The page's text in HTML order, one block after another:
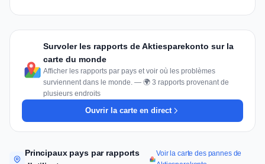
Survoler les rapports de Aktiesparekonto sur la
carte du monde
Afficher les rapports par pays et voir où les problèmes
surviennent dans le monde. — 🌍 3 rapports provenant de
plusieurs endroits
Ouvrir la carte en direct
Principaux pays par rapports
Voir la carte des pannes de